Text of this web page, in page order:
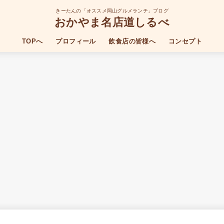
きーたんの「オススメ岡山グルメランチ」ブログ
おかやま名店道しるべ
TOPへ プロフィール 飲食店の皆様へ コンセプト